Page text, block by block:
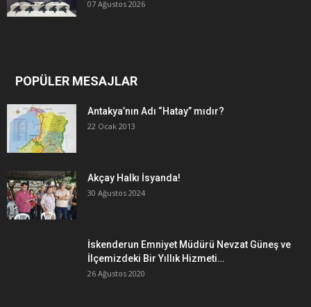
07 Ağustos 2026
POPÜLER MESAJLAR
Antakya’nın Adı “Hatay” mıdır?
22 Ocak 2013
Akçay Halkı İsyanda!
30 Ağustos 2024
İskenderun Emniyet Müdürü Nevzat Güneş ve
İlçemizdeki Bir Yıllık Hizmeti…
26 Ağustos 2020